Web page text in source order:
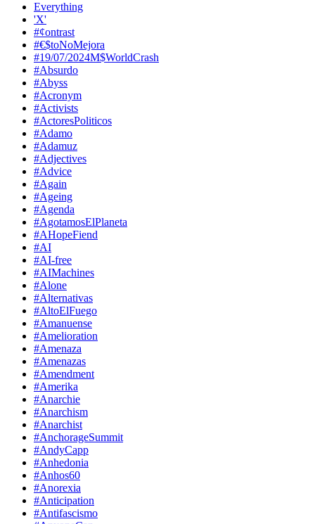
Everything
'X'
#¢ontrast
#€$toNoMejora
#19/07/2024M$WorldCrash
#Absurdo
#Abyss
#Acronym
#Activists
#ActoresPoliticos
#Adamo
#Adamuz
#Adjectives
#Advice
#Again
#Ageing
#Agenda
#AgotamosElPlaneta
#AHopeFiend
#AI
#AI-free
#AIMachines
#Alone
#Alternativas
#AltoElFuego
#Amanuense
#Amelioration
#Amenaza
#Amenazas
#Amendment
#Amerika
#Anarchie
#Anarchism
#Anarchist
#AnchorageSummit
#AndyCapp
#Anhedonia
#Anhos60
#Anorexia
#Anticipation
#Antifascismo